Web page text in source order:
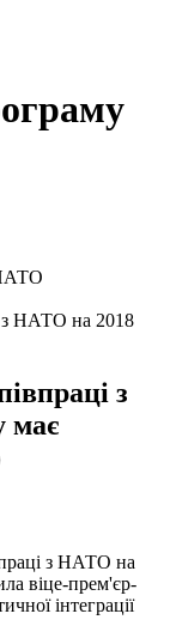
з НАТО на 2018
з
має
з НАТО на
віце-прем'єр-
інтеграції